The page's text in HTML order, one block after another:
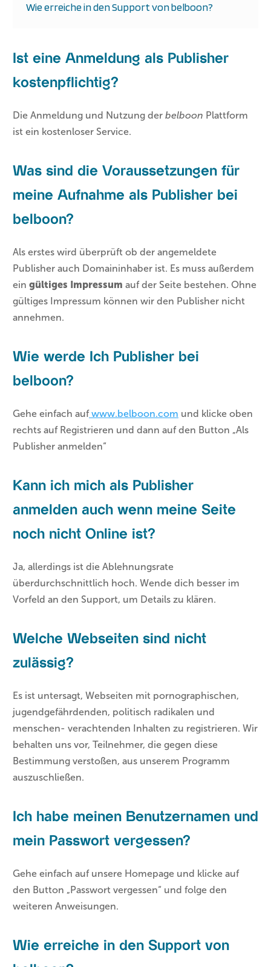
Wie erreiche in den Support von belboon?
Ist eine Anmeldung als Publisher
kostenpflichtig?
Die Anmeldung und Nutzung der belboon Plattform
ist ein kostenloser Service.
Was sind die Voraussetzungen für
meine Aufnahme als Publisher bei
belboon?
Als erstes wird überprüft ob der angemeldete
Publisher auch Domaininhaber ist. Es muss außerdem
ein gültiges Impressum auf der Seite bestehen. Ohne
gültiges Impressum können wir den Publisher nicht
annehmen.
Wie werde Ich Publisher bei
belboon?
Gehe einfach aufwww.belboon.com und klicke oben
rechts auf Registrieren und dann auf den Button „Als
Publisher anmelden“
Kann ich mich als Publisher
anmelden auch wenn meine Seite
noch nicht Online ist?
Ja, allerdings ist die Ablehnungsrate
überdurchschnittlich hoch. Wende dich besser im
Vorfeld an den Support, um Details zu klären.
Welche Webseiten sind nicht
zulässig?
Es ist untersagt, Webseiten mit pornographischen,
jugendgefährdenden, politisch radikalen und
menschen- verachtenden Inhalten zu registrieren. Wir
behalten uns vor, Teilnehmer, die gegen diese
Bestimmung verstoßen, aus unserem Programm
auszuschließen.
Ich habe meinen Benutzernamen und
mein Passwort vergessen?
Gehe einfach auf unsere Homepage und klicke auf
den Button „Passwort vergessen“ und folge den
weiteren Anweisungen.
Wie erreiche in den Support von